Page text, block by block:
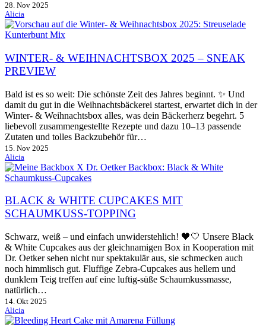
28. Nov 2025
Alicia
WINTER- & WEIHNACHTSBOX 2025 – SNEAK
PREVIEW
Bald ist es so weit: Die schönste Zeit des Jahres beginnt. ✨ Und
damit du gut in die Weihnachtsbäckerei startest, erwartet dich in der
Winter- & Weihnachtsbox alles, was dein Bäckerherz begehrt. 5
liebevoll zusammengestellte Rezepte und dazu 10–13 passende
Zutaten und tolles Backzubehör für…
15. Nov 2025
Alicia
BLACK & WHITE CUPCAKES MIT
SCHAUMKUSS-TOPPING
Schwarz, weiß – und einfach unwiderstehlich! 🖤🤍 Unsere Black
& White Cupcakes aus der gleichnamigen Box in Kooperation mit
Dr. Oetker sehen nicht nur spektakulär aus, sie schmecken auch
noch himmlisch gut. Fluffige Zebra-Cupcakes aus hellem und
dunklem Teig treffen auf eine luftig-süße Schaumkussmasse,
natürlich…
14. Okt 2025
Alicia